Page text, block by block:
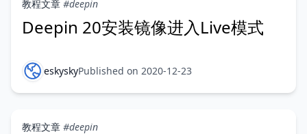
教程文章 #deepin
Deepin 20安装镜像进入Live模式
eskyskyPublished on 2020-12-23
教程文章 #deepin